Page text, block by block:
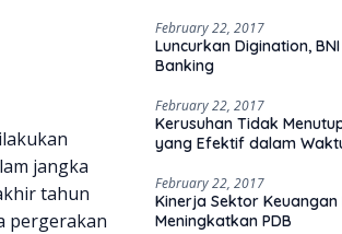
jangka
tahun
pergerakan
February 22, 2017
Luncurkan Digination,
Banking
February 22, 2017
Kerusuhan Tidak
yang Efektif dalam
February 22, 2017
Kinerja Sektor
Meningkatkan PDB